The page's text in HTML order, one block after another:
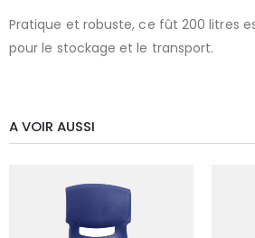
Pratique et robuste, ce fût 200 litres
pour le stockage et le transport.
A VOIR AUSSI